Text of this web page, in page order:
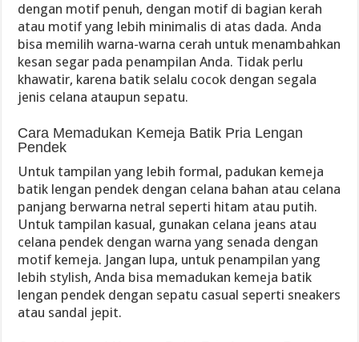
dengan motif penuh, dengan motif di bagian kerah
atau motif yang lebih minimalis di atas dada. Anda
bisa memilih warna-warna cerah untuk menambahkan
kesan segar pada penampilan Anda. Tidak perlu
khawatir, karena batik selalu cocok dengan segala
jenis celana ataupun sepatu.
Cara Memadukan Kemeja Batik Pria Lengan
Pendek
Untuk tampilan yang lebih formal, padukan kemeja
batik lengan pendek dengan celana bahan atau celana
panjang berwarna netral seperti hitam atau putih.
Untuk tampilan kasual, gunakan celana jeans atau
celana pendek dengan warna yang senada dengan
motif kemeja. Jangan lupa, untuk penampilan yang
lebih stylish, Anda bisa memadukan kemeja batik
lengan pendek dengan sepatu casual seperti sneakers
atau sandal jepit.